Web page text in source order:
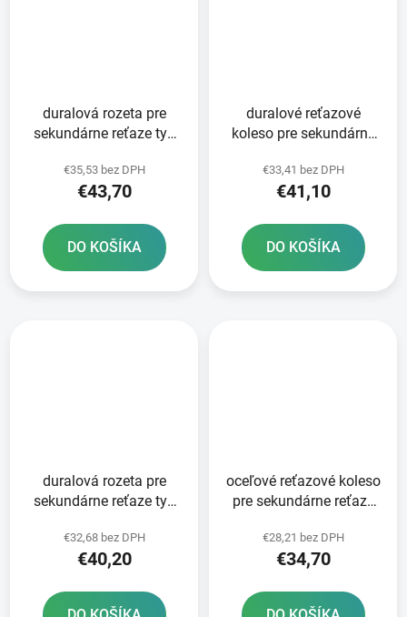
duralová rozeta pre
sekundárne reťaze typ
€35,53 bez DPH
€43,70
DO KOŠÍKA
duralové reťazové
koleso pre sekundárne
Anglicko 50 zubov
€33,41 bez DPH
€41,10
DO KOŠÍKA
duralová rozeta pre
sekundárne reťaze typ
€32,68 bez DPH
€40,20
oceľové reťazové koleso
pre sekundárne reťaze
zubov
€28,21 bez DPH
€34,70